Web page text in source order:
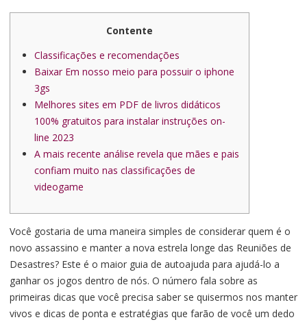
Contente
Classificações e recomendações
Baixar Em nosso meio para possuir o iphone
3gs
Melhores sites em PDF de livros didáticos
100% gratuitos para instalar instruções on-
line 2023
A mais recente análise revela que mães e pais
confiam muito nas classificações de
videogame
Você gostaria de uma maneira simples de considerar quem é o
novo assassino e manter a nova estrela longe das Reuniões de
Desastres? Este é o maior guia de autoajuda para ajudá-lo a
ganhar os jogos dentro de nós. O número fala sobre as
primeiras dicas que você precisa saber se quisermos nos manter
vivos e dicas de ponta e estratégias que farão de você um dedo